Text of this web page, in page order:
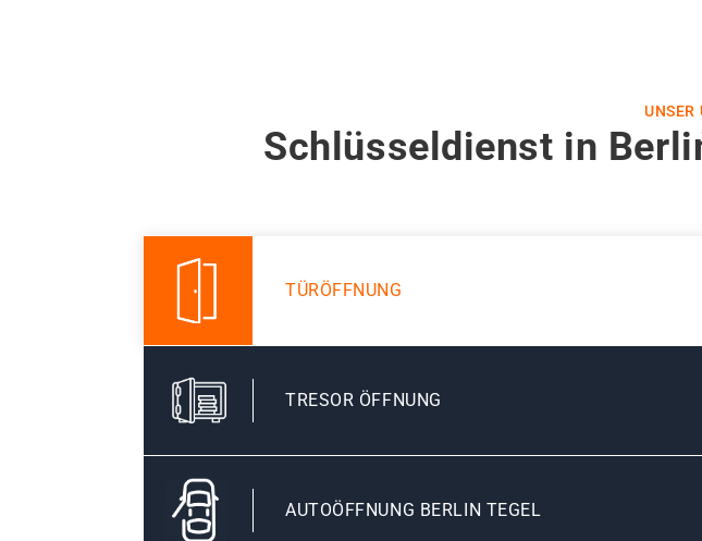
UNSER
Schlüsseldienst in
TÜRÖFFNUNG
TRESOR ÖFFNUNG
AUTOÖFFNUNG BERLIN TEGEL